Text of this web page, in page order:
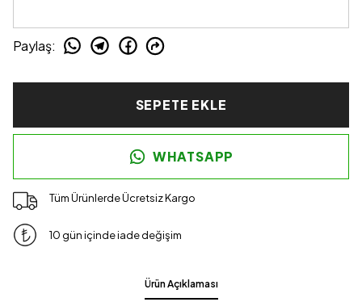
Paylaş:
SEPETE EKLE
WHATSAPP
Tüm Ürünlerde Ücretsiz Kargo
10 gün içinde iade değişim
Ürün Açıklaması